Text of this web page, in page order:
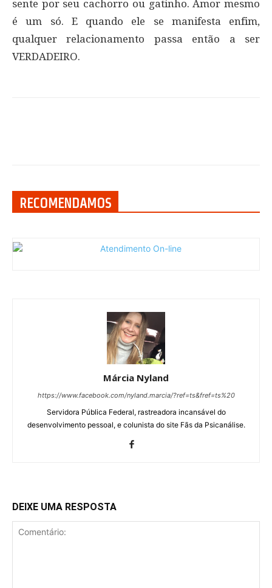
sente por seu cachorro ou gatinho. Amor mesmo
é um só. E quando ele se manifesta enfim,
qualquer relacionamento passa então a ser
VERDADEIRO.
RECOMENDAMOS
Márcia Nyland
https://www.facebook.com/nyland.marcia/?ref=ts&fref=ts%20
Servidora Pública Federal, rastreadora incansável do
desenvolvimento pessoal, e colunista do site Fãs da Psicanálise.
DEIXE UMA RESPOSTA